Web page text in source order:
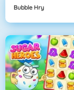
Bubble Hry